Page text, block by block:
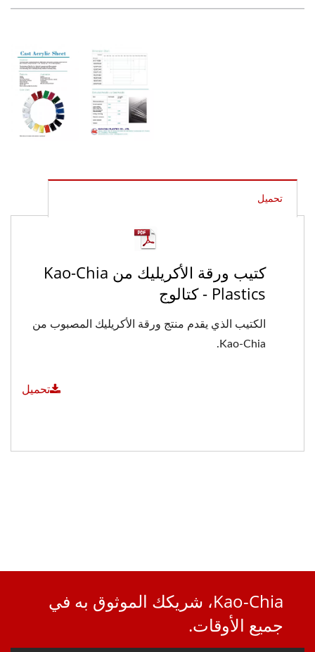
تحميل
كتيب ورقة الأكريليك من Kao-Chia
Plastics - كتالوج
الكتيب الذي يقدم منتج ورقة الأكريليك المصبوب من
Kao-Chia.
تحميل
Kao-Chia، شريكك الموثوق به في
جميع الأوقات.